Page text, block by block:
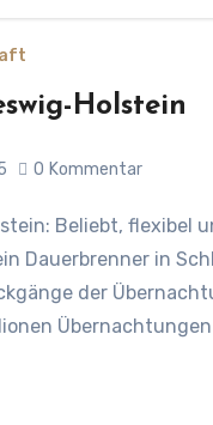
Holstein
0 Kommentar
Dauerbrenner in
der